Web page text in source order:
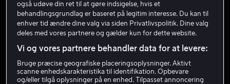
Robyn Lively
også udøve din ret til at gøre indsigelse, hvis et
behandlingsgrundlag er baseret på legitim interesse. Du kan til
enhver tid ændre dine valg via siden Privatlivspolitik. Dine valg
deles med vores partnere og gælder kun for dette website.
Vi og vores partnere behandler data for at levere:
Bruge præcise geografiske placeringsoplysninger. Aktivt
scanne enhedskarakteristika til identifikation. Opbevare
og/eller tilgå oplysninger på en enhed. Tilpasset annoncering